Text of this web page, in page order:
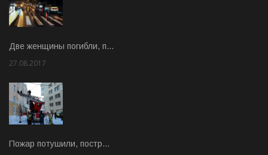
Две женщины погибли, п…
27.08.2017
Пожар потушили, постр…